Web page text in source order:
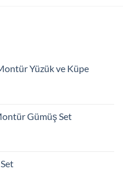
Yüzük ve Küpe
Gümüş Set